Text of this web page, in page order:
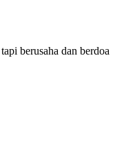
berusaha dan berdoa